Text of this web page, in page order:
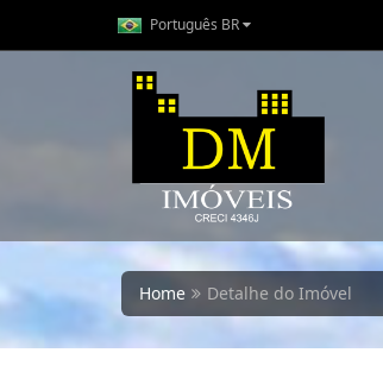
Português BR
Home Detalhe do Imóvel